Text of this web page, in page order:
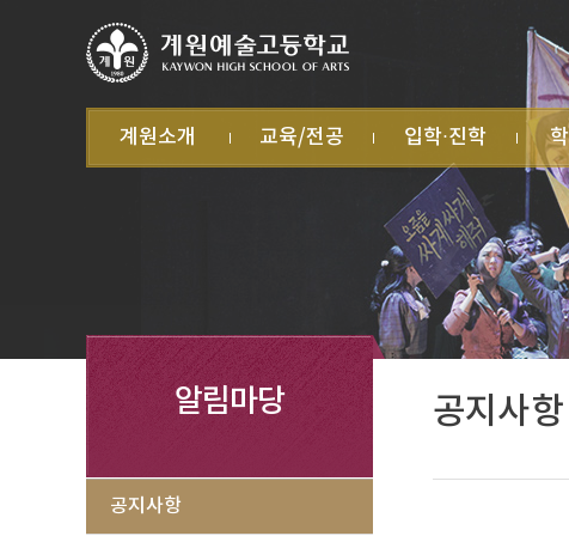
계원소개 교육/전공 입학·진학
전·편입
대학진학
계원
학사
자유
학습자
학생
방과
학교
교목실
급식
공지사항
알림마당
공지사항